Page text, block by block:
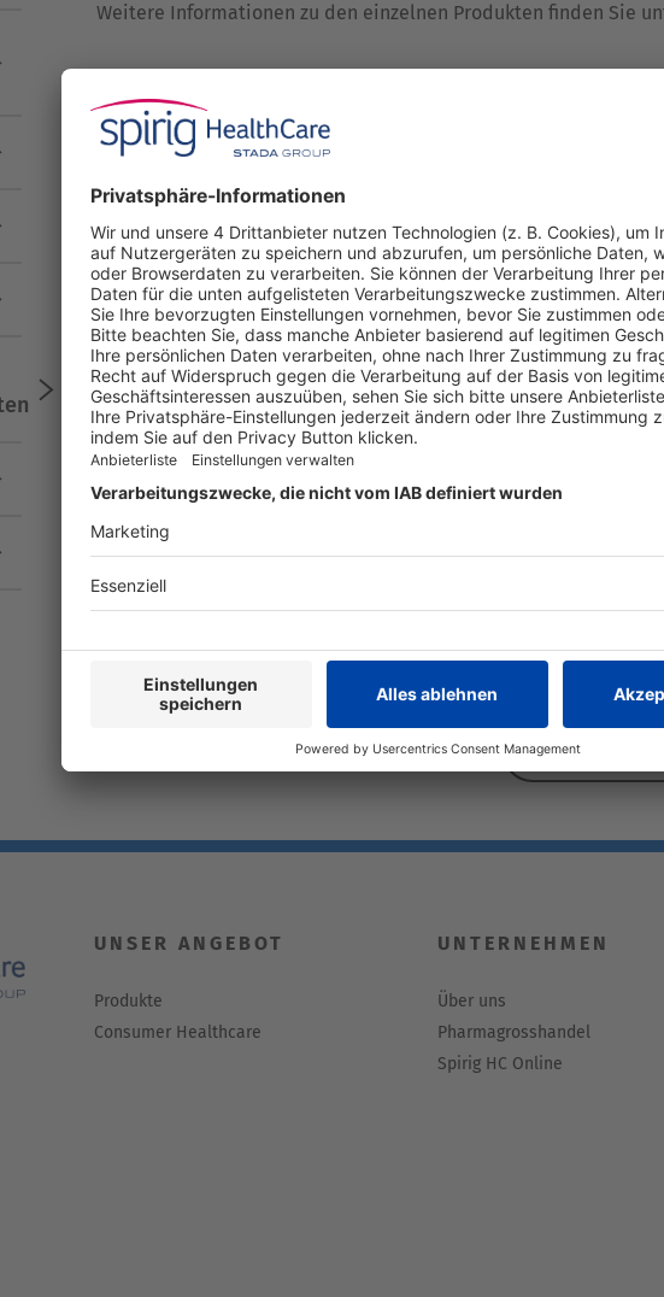
Weitere Informationen zu den einzelnen Produkten finden Sie
Mehr Informationen Mehr
Mehr
UNSER ANGEBOT
Produkte
Consumer Healthcare
UNTERNEHMEN
Über uns
Pharmagrosshandel
Spirig HC Online